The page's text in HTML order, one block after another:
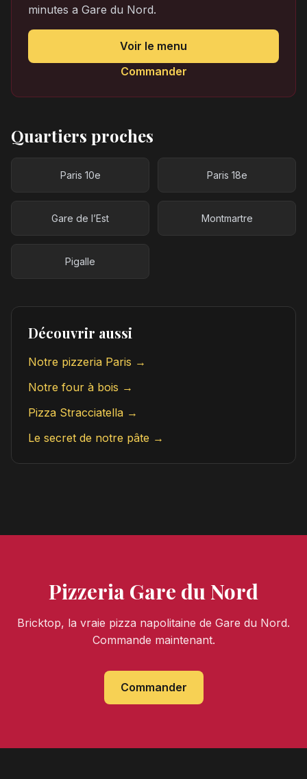
minutes a Gare du Nord.
Voir le menu
Commander
Quartiers proches
Paris 10e Paris 18e
Gare de l’Est Montmartre
Pigalle
Découvrir aussi
Notre pizzeria Paris →
Notre four à bois →
Pizza Stracciatella →
Le secret de notre pâte →
Pizzeria Gare du Nord
Bricktop, la vraie pizza napolitaine de Gare du Nord.
Commande maintenant.
Commander